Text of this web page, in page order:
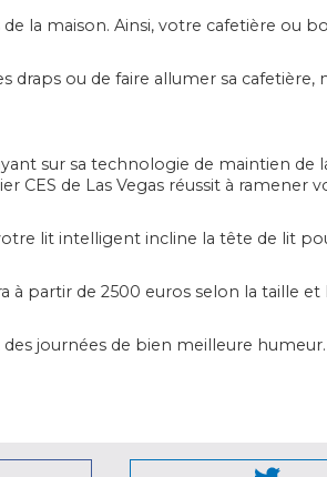
la maison. Ainsi, votre cafetière ou
ou de faire allumer sa cafetière,
sur sa technologie de maintien de
CES de Las Vegas réussit à ramener
lit intelligent incline la tête de lit
à partir de 2500 euros selon la taille
journées de bien meilleure